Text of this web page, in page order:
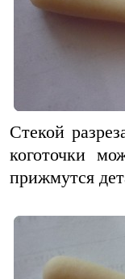
Стекой
коготочки
прижмутся